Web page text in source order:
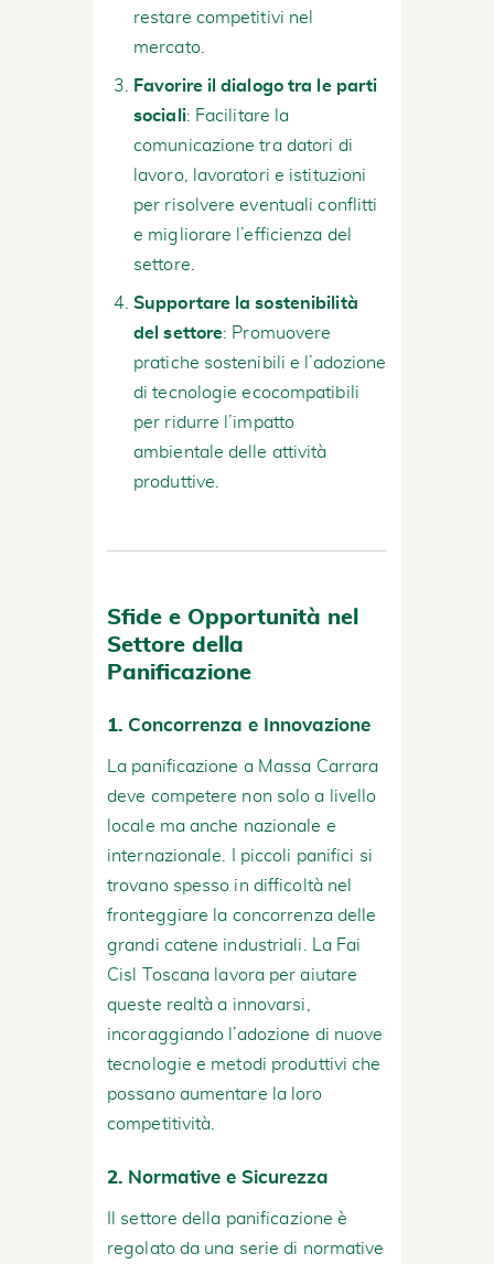
restare competitivi nel
mercato.
Favorire il dialogo tra le parti
sociali: Facilitare la
comunicazione tra datori di
lavoro, lavoratori e istituzioni
per risolvere eventuali conflitti
e migliorare l’efficienza del
settore.
Supportare la sostenibilità
del settore: Promuovere
pratiche sostenibili e l’adozione
di tecnologie ecocompatibili
per ridurre l’impatto
ambientale delle attività
produttive.
Sfide e Opportunità nel
Settore della
Panificazione
1. Concorrenza e Innovazione
La panificazione a Massa Carrara
deve competere non solo a livello
locale ma anche nazionale e
internazionale. I piccoli panifici si
trovano spesso in difficoltà nel
fronteggiare la concorrenza delle
grandi catene industriali. La Fai
Cisl Toscana lavora per aiutare
queste realtà a innovarsi,
incoraggiando l’adozione di nuove
tecnologie e metodi produttivi che
possano aumentare la loro
competitività.
2. Normative e Sicurezza
Il settore della panificazione è
regolato da una serie di normative